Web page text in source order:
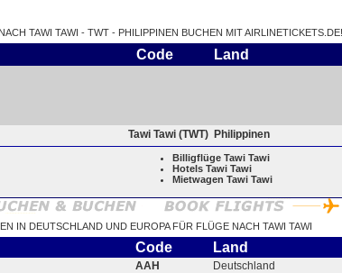
TAWI TAWI - TWT - PHILIPPINEN BUCHEN MIT AIRLINETICKETS.DE!
Code Land
Tawi Tawi (TWT) Philippinen
Billigflüge Tawi Tawi
Hotels Tawi Tawi
Mietwagen Tawi Tawi
IN DEUTSCHLAND UND EUROPA FÜR FLÜGE NACH TAWI TAWI
Code Land
AAH
Deutschland